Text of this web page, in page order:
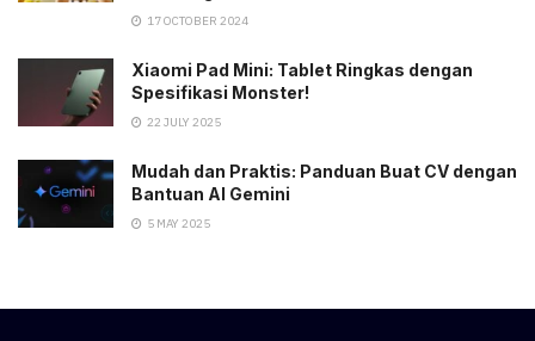
17 OCTOBER 2024
Xiaomi Pad Mini: Tablet Ringkas dengan
Spesifikasi Monster!
22 JULY 2025
Mudah dan Praktis: Panduan Buat CV dengan
Bantuan AI Gemini
5 MAY 2025